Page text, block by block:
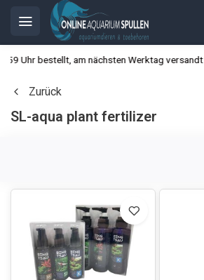
Uhr bestellt, am nächsten Werktag versandt
Zurück
SL-aqua plant fertilizer